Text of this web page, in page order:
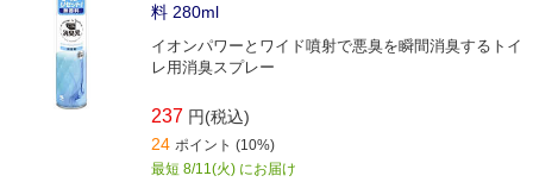
料 280ml
イオンパワーとワイド噴射で悪臭を瞬間消臭するトイ
レ用消臭スプレー
237 円(税込)
24 ポイント (10%)
最短 8/11(火) にお届け